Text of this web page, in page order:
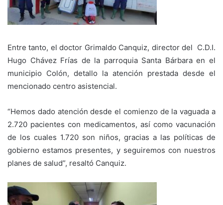
Entre tanto, el doctor Grimaldo Canquiz, director del C.D.I.
Hugo Chávez Frías de la parroquia Santa Bárbara en el
municipio Colón, detallo la atención prestada desde el
mencionado centro asistencial.
“Hemos dado atención desde el comienzo de la vaguada a
2.720 pacientes con medicamentos, así como vacunación
de los cuales 1.720 son niños, gracias a las políticas de
gobierno estamos presentes, y seguiremos con nuestros
planes de salud”, resaltó Canquiz.